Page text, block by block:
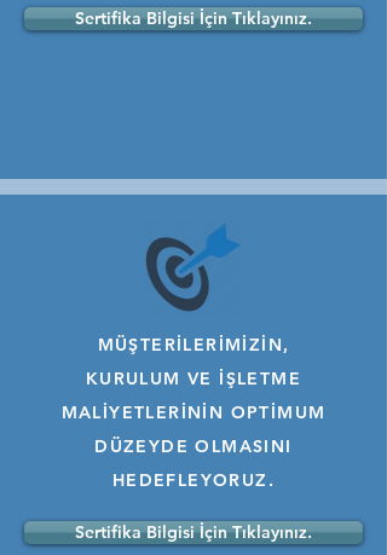
Sertifika Bilgisi İçin Tıklayınız.
MÜŞTERİLERİMİZİN,
KURULUM VE İŞLETME
MALİYETLERİNİN OPTİMUM
DÜZEYDE OLMASINI
HEDEFLEYORUZ.
Sertifika Bilgisi İçin Tıklayınız.